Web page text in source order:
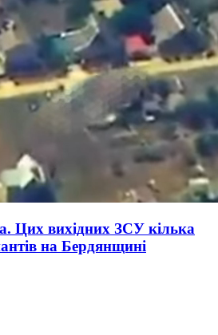
Цих вихідних ЗСУ кілька
на Бердянщині